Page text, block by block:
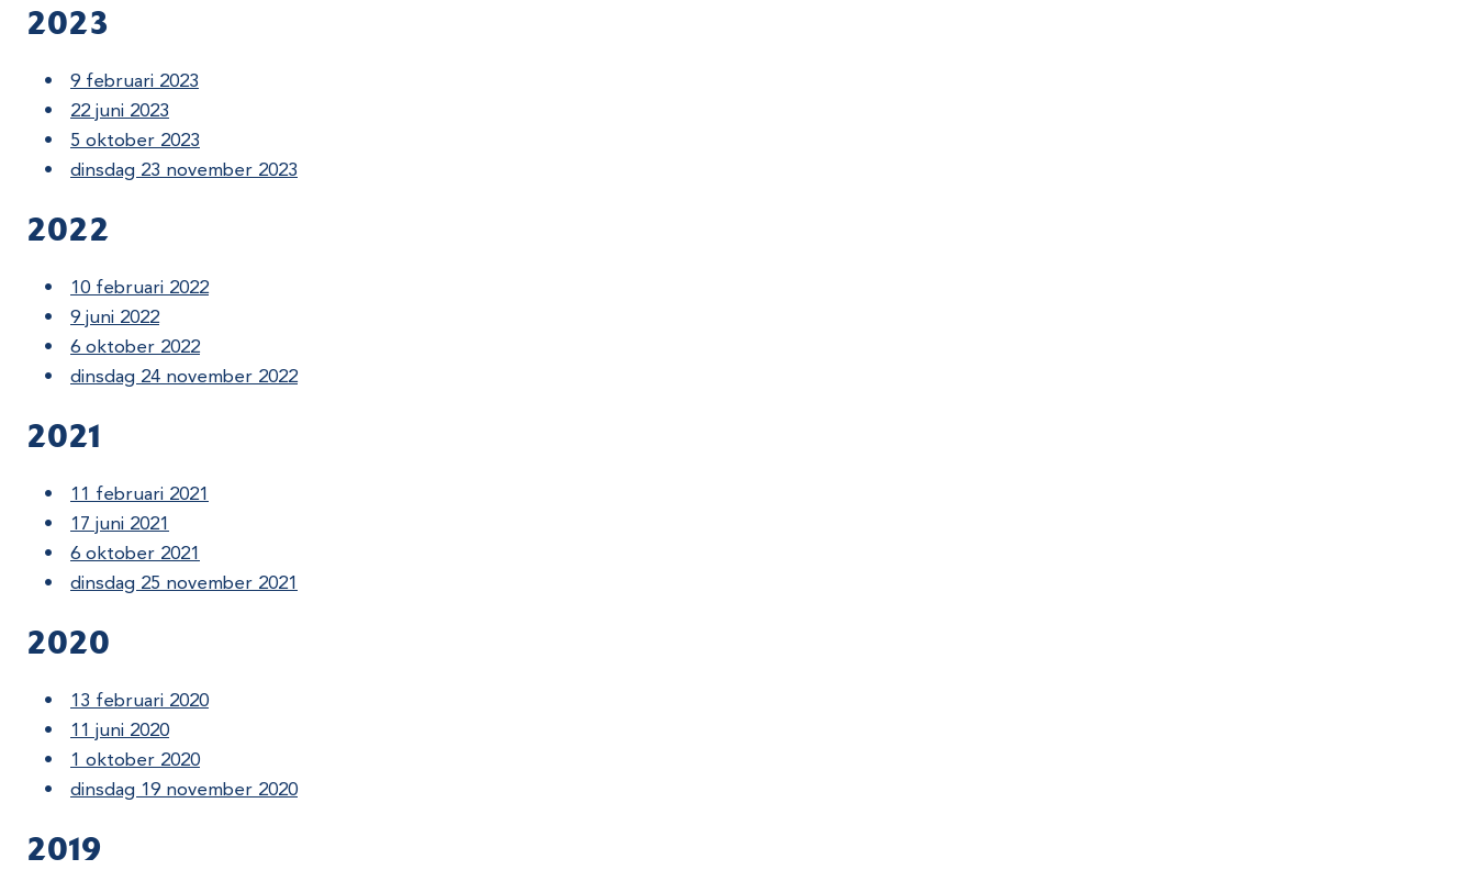
2023
9 februari 2023
22 juni 2023
5 oktober 2023
dinsdag 23 november 2023
2022
10 februari 2022
9 juni 2022
6 oktober 2022
dinsdag 24 november 2022
2021
11 februari 2021
17 juni 2021
6 oktober 2021
dinsdag 25 november 2021
2020
13 februari 2020
11 juni 2020
1 oktober 2020
dinsdag 19 november 2020
2019